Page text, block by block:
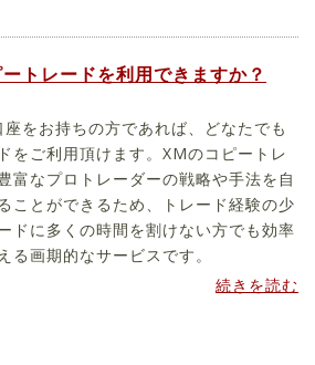
トレードを利用できますか？
をお持ちの方であれば、どなたでも
をご利用頂けます。XMのコピートレ
富なプロトレーダーの戦略や手法を自
ことができるため、トレード経験の少
ドに多くの時間を割けない方でも効率
る画期的なサービスです。
続きを読む